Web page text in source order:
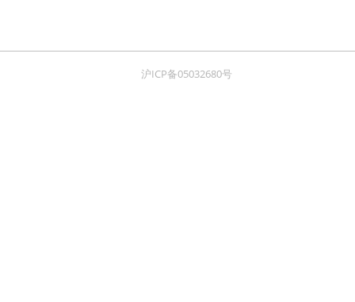
沪ICP备05032680号